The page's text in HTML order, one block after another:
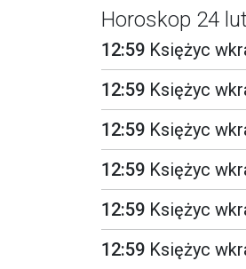
Horoskop 24
12:59 Księżyc
12:59 Księżyc
12:59 Księżyc
12:59 Księżyc
12:59 Księżyc
12:59 Księżyc